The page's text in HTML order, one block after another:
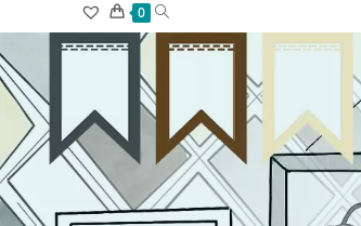
0 Toggle
website
search